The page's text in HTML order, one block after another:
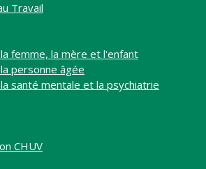
Travail
femme, la mère et l'enfant
personne âgée
santé mentale et la psychiatrie
CHUV